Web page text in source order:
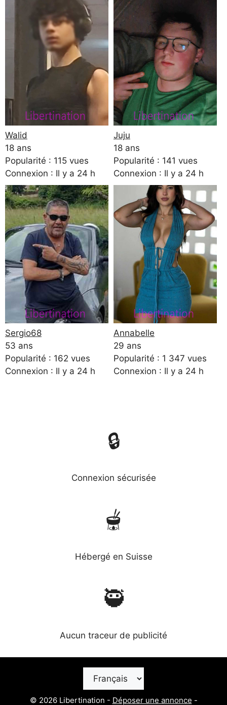
Walid
18 ans
Popularité : 115 vues
Connexion : Il y a 24 h
Juju
18 ans
Popularité : 141 vues
Connexion : Il y a 24 h
Sergio68
53 ans
Popularité : 162 vues
Connexion : Il y a 24 h
Annabelle
29 ans
Popularité : 1 347 vues
Connexion : Il y a 24 h
🔒
Connexion sécurisée
🫕
Hébergé en Suisse
🥷
Aucun traceur de publicité
une
© 2026 Libertination - Déposer une annonce -